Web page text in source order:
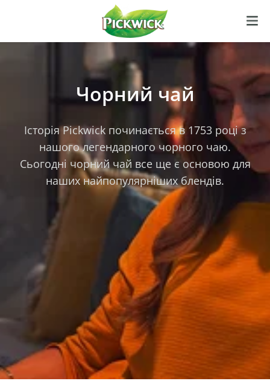
Чорний чай
Історія Pickwick починається в 1753 році з
нашого легендарного чорного чаю.
Сьогодні чорний чай все ще є основою для
наших найпопулярніших блендів.